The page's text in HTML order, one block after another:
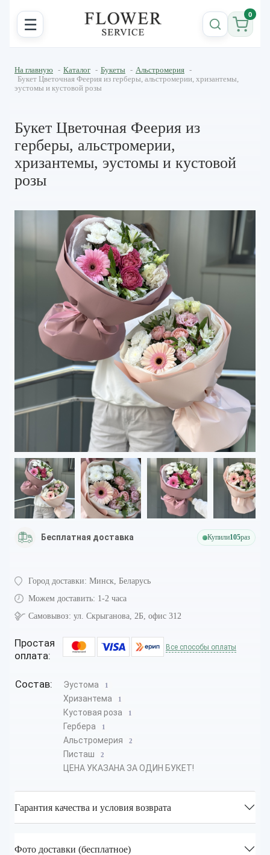
☰ 0
На главную - Каталог - Букеты - Альстромерия -
Букет Цветочная Феерия из герберы, альстромерии, хризантемы,
эустомы и кустовой розы
Букет Цветочная Феерия из
герберы, альстромерии,
хризантемы, эустомы и кустовой
розы
Бесплатная доставка Купили105раз
Город доставки: Минск, Беларусь
Можем доставить: 1-2 часа
Самовывоз: ул. Скрыганова, 2Б, офис 312
Простая
оплата:
Все способы оплаты
Состав: Эустома 1
Хризантема 1
Кустовая роза 1
Гербера 1
Альстромерия 2
Писташ 2
ЦЕНА УКАЗАНА ЗА ОДИН БУКЕТ!
Гарантия качества и условия возврата
Фото доставки (бесплатное)